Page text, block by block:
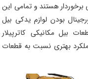
برخوردار هستند و تمامی این
بودن لوازم یدکی بیل
بیل مکانیکی کاترپیلار
بهتری نسبت به قطعات